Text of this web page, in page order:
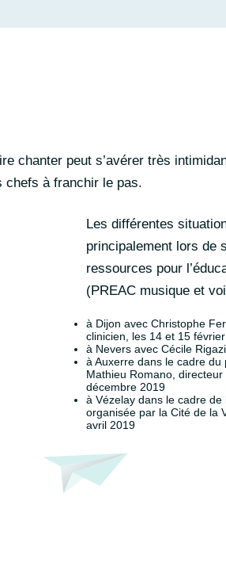
chanter peut s’avérer très
chefs à franchir le pas.
Les différentes
principalement lors de
ressources pour
(PREAC musique et
à Dijon avec Christophe
clinicien, les 14 et 15
à Nevers avec Cécile
à Auxerre dans le cadre
Mathieu Romano, directeur
décembre 2019
à Vézelay dans le cadre de
organisée par la Cité de la
avril 2019